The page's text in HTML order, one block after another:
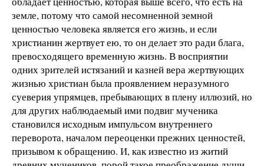
земле, потому что самой несомненной земной
ценностью человека является его жизнь, и если
христианин жертвует ею, то он делает это ради блага,
превосходящего временную жизнь. В восприятии
одних зрителей истязаний и казней вера жертвующих
жизнью христиан была проявлением неразумного
суеверия упрямцев, пребывающих в плену иллюзий, но
для других наблюдаемый ими подвиг мученика
становился исходным импульсом внутреннего
переворота, началом переоценки прежних ценностей,
призывом к обращению. И, как известно из житий